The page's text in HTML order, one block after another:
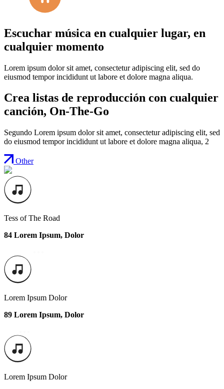
Escuchar música en cualquier lugar, en
cualquier momento
Lorem ipsum dolor sit amet, consectetur adipiscing elit, sed do
eiusmod tempor incididunt ut labore et dolore magna aliqua.
Crea listas de reproducción con cualquier
canción, On-The-Go
Segundo Lorem ipsum dolor sit amet, consectetur adipiscing elit, sed
do eiusmod tempor incididunt ut labore et dolore magna aliqua, 2
Other
Tess of The Road
84 Lorem Ipsum, Dolor
Lorem Ipsum Dolor
89 Lorem Ipsum, Dolor
Lorem Ipsum Dolor